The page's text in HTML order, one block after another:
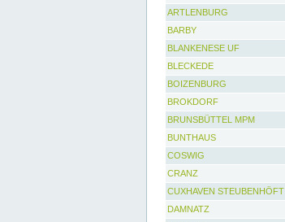
ARTLENBURG
BARBY
BLANKENESE UF
BLECKEDE
BOIZENBURG
BROKDORF
BRUNSBÜTTEL MPM
BUNTHAUS
COSWIG
CRANZ
CUXHAVEN STEUBENHÖFT
DAMNATZ